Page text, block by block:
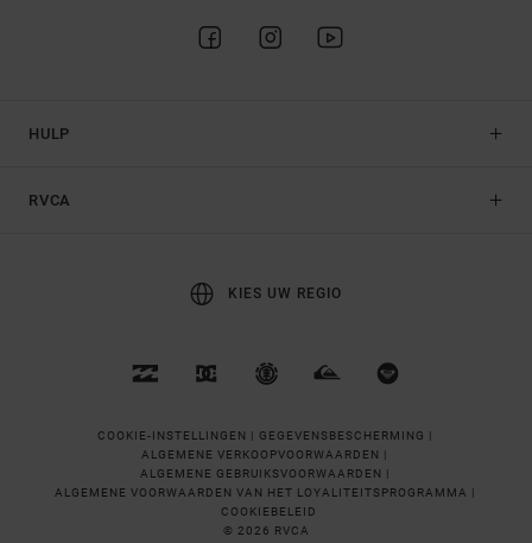
HULP
RVCA
KIES UW REGIO
COOKIE-INSTELLINGEN | GEGEVENSBESCHERMING |
ALGEMENE VERKOOPVOORWAARDEN |
ALGEMENE GEBRUIKSVOORWAARDEN |
ALGEMENE VOORWAARDEN VAN HET LOYALITEITSPROGRAMMA |
COOKIEBELEID
© 2026 RVCA